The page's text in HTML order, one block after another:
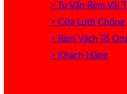
> Tư Vấn Rèm Vải
> Cửa Lưới Chống
> Rèm Vách Tổ
> Khách Hàng